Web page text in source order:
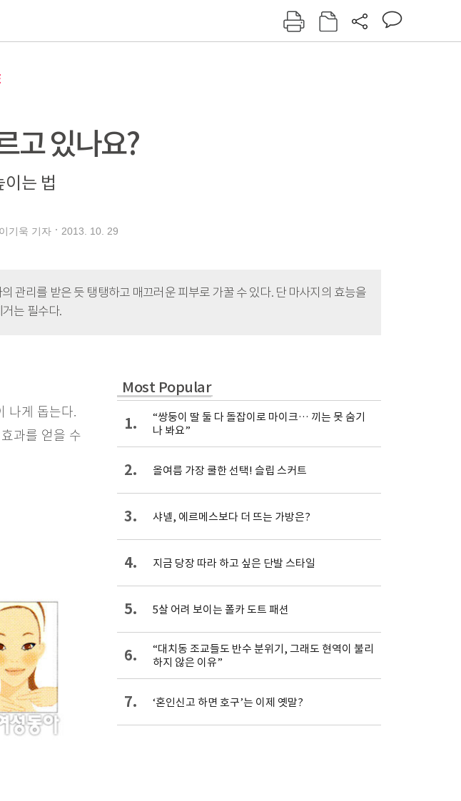
여성동아 동아일보
고 있나요?
는 법
기욱 기자 2013. 10. 29
관리를 받은 듯 탱탱하고 매끄러운 피부로 가꿀 수 있다. 단 마사지의 효능을
는 필수다.
나게 돕는다.
과를 얻을 수
Most Popular
1.
“쌍둥이 딸 둘 다 돌잡이로 마이크… 끼는 못 숨기
나 봐요”
2. 올여름 가장 쿨한 선택! 슬립 스커트
3. 샤넬, 에르메스보다 더 뜨는 가방은?
4. 지금 당장 따라 하고 싶은 단발 스타일
5. 5살 어려 보이는 폴카 도트 패션
6.
“대치동 조교들도 반수 분위기, 그래도 현역이 불리
하지 않은 이유”
7. ‘혼인신고 하면 호구’는 이제 옛말?